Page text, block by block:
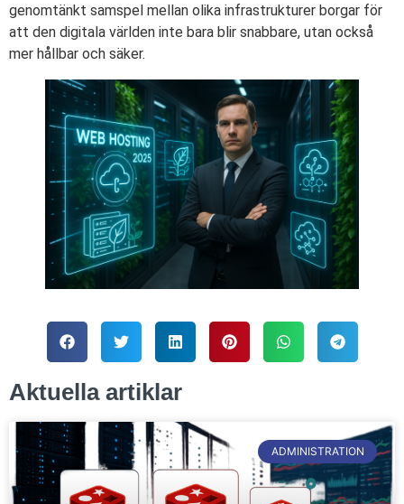
genomtänkt samspel mellan olika infrastrukturer borgar för
att den digitala världen inte bara blir snabbare, utan också
mer hållbar och säker.
Aktuella artiklar
ADMINISTRATION